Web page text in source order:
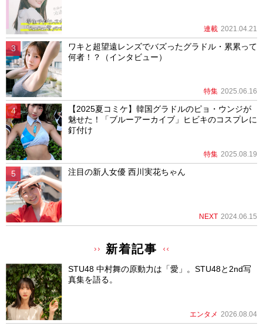
連載 2021.04.21
ワキと超望遠レンズでバズったグラドル・累累って
何者！？（インタビュー）
特集 2025.06.16
【2025夏コミケ】韓国グラドルのピョ・ウンジが
魅せた！「ブルーアーカイブ」ヒビキのコスプレに
釘付け
特集 2025.08.19
注目の新人女優 西川実花ちゃん
NEXT 2024.06.15
新着記事
STU48 中村舞の原動力は「愛」。STU48と2nd写
真集を語る。
エンタメ 2026.08.04